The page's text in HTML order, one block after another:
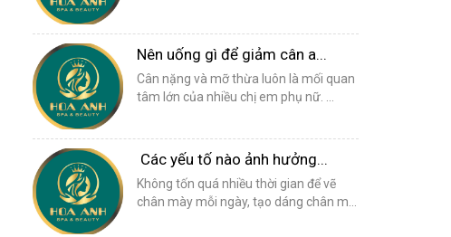
Nên uống gì để giảm cân a...
Cân nặng và mỡ thừa luôn là mối quan
tâm lớn của nhiều chị em phụ nữ. ...
Các yếu tố nào ảnh hưởng...
Không tốn quá nhiều thời gian để vẽ
chân mày mỗi ngày, tạo dáng chân m...